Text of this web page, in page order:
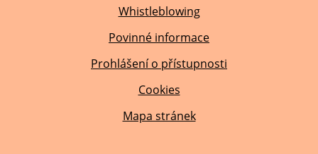
Whistleblowing
Povinné informace
Prohlášení o přístupnosti
Cookies
Mapa stránek